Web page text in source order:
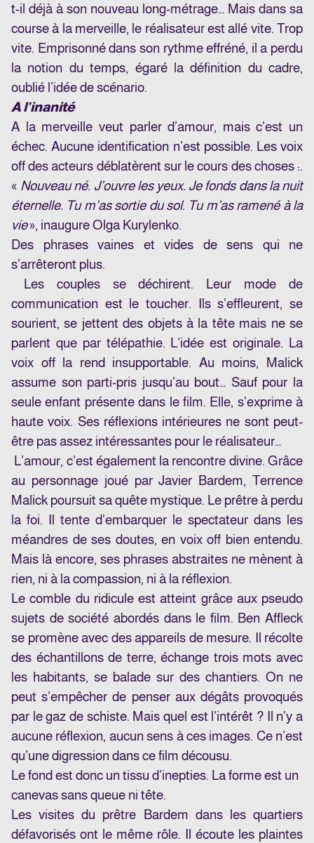
t-il déjà à son nouveau long-métrage… Mais dans sa
course à la merveille, le réalisateur est allé vite. Trop
vite. Emprisonné dans son rythme effréné, il a perdu
la notion du temps, égaré la définition du cadre,
oublié l’idée de scénario.
A l’inanité
A la merveille veut parler d’amour, mais c’est un
échec. Aucune identification n’est possible. Les voix
off des acteurs déblatèrent sur le cours des choses :.
« Nouveau né. J’ouvre les yeux. Je fonds dans la nuit
éternelle. Tu m’as sortie du sol. Tu m’as ramené à la
vie», inaugureOlga Kurylenko.
Des phrases vaines et vides de sens qui ne
s’arrêteront plus.
Les couples se déchirent. Leur mode de
communication est le toucher. Ils s’effleurent, se
sourient, se jettent des objets à la tête mais ne se
parlent que par télépathie. L’idée est originale. La
voix off la rend insupportable. Au moins, Malick
assume son parti-pris jusqu’au bout… Sauf pour la
seule enfant présente dans le film. Elle, s’exprime à
haute voix. Ses réflexions intérieures ne sont peut-
être pas assez intéressantes pour le réalisateur…
L’amour, c’est également la rencontre divine. Grâce
au personnage joué parJavier Bardem, Terrence
Malick poursuit sa quête mystique. Le prêtre à perdu
la foi. Il tente d’embarquer le spectateur dans les
méandres de ses doutes, en voix off bien entendu.
Mais là encore, ses phrases abstraites ne mènent à
rien, ni à la compassion, ni à la réflexion.
Le comble du ridicule est atteint grâce aux pseudo
sujets de société abordés dans le film. Ben Affleck
se promène avec des appareils de mesure. Il récolte
des échantillons de terre, échange trois mots avec
les habitants, se balade sur des chantiers. On ne
peut s’empêcher de penser aux dégâts provoqués
par le gaz de schiste. Mais quel est l’intérêt ? Il n’y a
aucune réflexion, aucun sens à ces images. Ce n’est
qu’une digression dans ce film décousu.
Le fond est donc un tissu d’inepties. La forme est un
canevas sans queue ni tête.
Les visites du prêtre Bardem dans les quartiers
défavorisés ont le même rôle. Il écoute les plaintes